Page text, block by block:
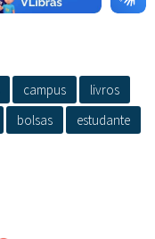
campus
livros
bolsas
estudante